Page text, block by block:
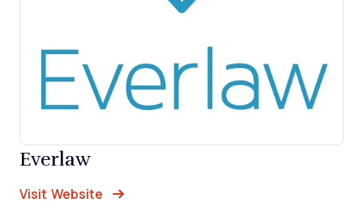
Everlaw
Visit Website Opens New Window